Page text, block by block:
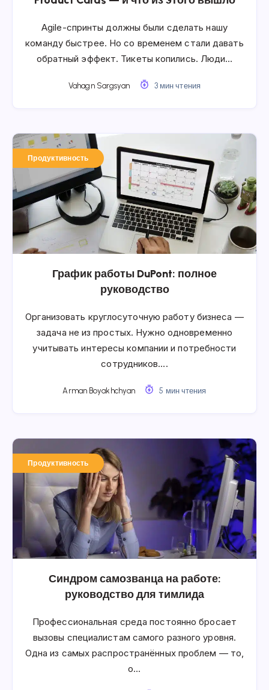
Agile-спринты должны были сделать нашу
команду быстрее. Но со временем стали давать
обратный эффект. Тикеты копились. Люди…
Vahagn Sargsyan 3 мин чтения
Продуктивность
График работы DuPont: полное
руководство
Организовать круглосуточную работу бизнеса —
задача не из простых. Нужно одновременно
учитывать интересы компании и потребности
сотрудников….
Arman Boyakhchyan 5 мин чтения
Продуктивность
Синдром самозванца на работе:
руководство для тимлида
Профессиональная среда постоянно бросает
вызовы специалистам самого разного уровня.
Одна из самых распространённых проблем — то,
о…